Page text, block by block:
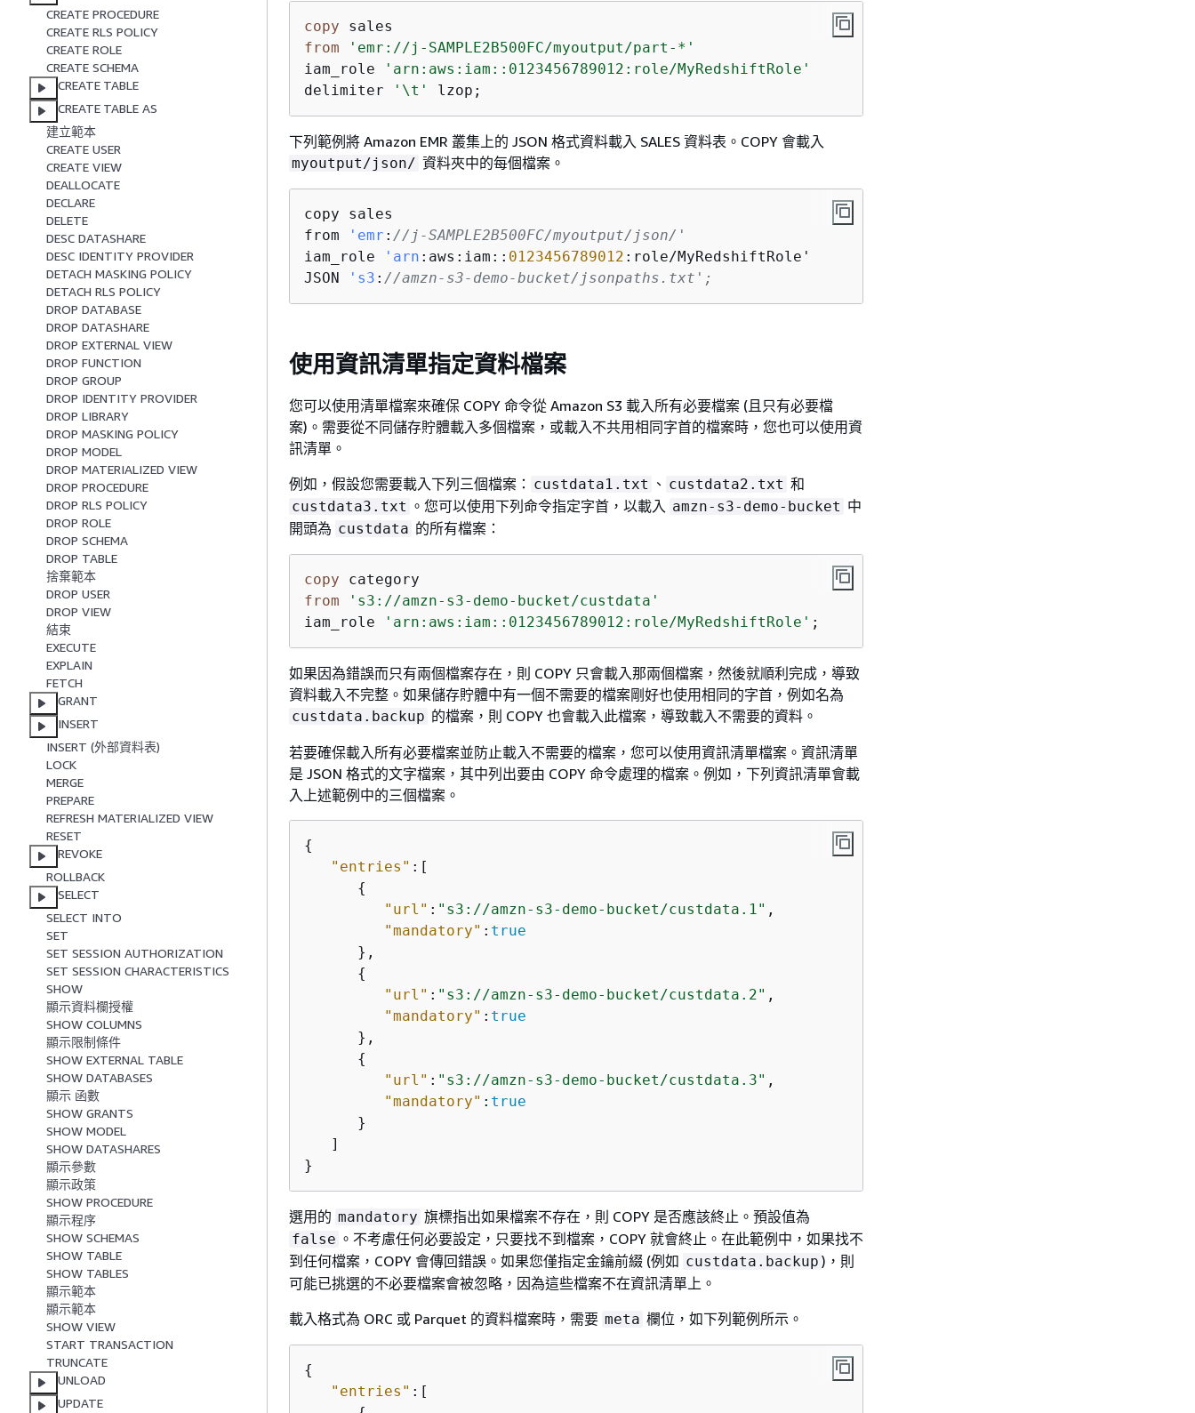
CREATE PROCEDURE
CREATE RLS POLICY
CREATE ROLE
CREATE SCHEMA
CREATE TABLE
CREATE TABLE AS
建立範本
CREATE USER
CREATE VIEW
DEALLOCATE
DECLARE
DELETE
DESC DATASHARE
DESC IDENTITY PROVIDER
DETACH MASKING POLICY
DETACH RLS POLICY
DROP DATABASE
DROP DATASHARE
DROP EXTERNAL VIEW
DROP FUNCTION
DROP GROUP
DROP IDENTITY PROVIDER
DROP LIBRARY
DROP MASKING POLICY
DROP MODEL
DROP MATERIALIZED VIEW
DROP PROCEDURE
DROP RLS POLICY
DROP ROLE
DROP SCHEMA
DROP TABLE
捨棄範本
DROP USER
DROP VIEW
結束
EXECUTE
EXPLAIN
FETCH
GRANT
INSERT
INSERT (外部資料表)
LOCK
MERGE
PREPARE
REFRESH MATERIALIZED VIEW
RESET
REVOKE
ROLLBACK
SELECT
SELECT INTO
SET
SET SESSION AUTHORIZATION
SET SESSION CHARACTERISTICS
SHOW
顯示資料欄授權
SHOW COLUMNS
顯示限制條件
SHOW EXTERNAL TABLE
SHOW DATABASES
顯示 函數
SHOW GRANTS
SHOW MODEL
SHOW DATASHARES
顯示參數
顯示政策
SHOW PROCEDURE
顯示程序
SHOW SCHEMAS
SHOW TABLE
SHOW TABLES
顯示範本
顯示範本
SHOW VIEW
START TRANSACTION
TRUNCATE
UNLOAD
UPDATE
copy sales
from
'emr://j-SAMPLE2B500FC/myoutput/part-*'
iam_role
'arn:aws:iam::0123456789012:role/MyRedshiftRole'
delimiter
'\t' lzop;
下列範例將 Amazon EMR 叢集上的 JSON 格式資料載入 SALES 資料表。COPY 會載入
myoutput/json/ 資料夾中的每個檔案。
copy sales
from
'emr : //j-SAMPLE2B500FC/myoutput/json/'
iam_role
'arn :aws:iam:: 0123456789012 :role/MyRedshiftRole'
JSON
's3 : //amzn-s3-demo-bucket/jsonpaths.txt';
使用資訊清單指定資料檔案
您可以使用清單檔案來確保 COPY 命令從 Amazon S3 載入所有必要檔案 (且只有必要檔
案)。需要從不同儲存貯體載入多個檔案，或載入不共用相同字首的檔案時，您也可以使用資
訊清單。
例如，假設您需要載入下列三個檔案： custdata1.txt 、 custdata2.txt 和
custdata3.txt 。您可以使用下列命令指定字首，以載入 amzn-s3-demo-bucket 中
開頭為 custdata 的所有檔案：
copy category
from
's3://amzn-s3-demo-bucket/custdata'
iam_role
'arn:aws:iam::0123456789012:role/MyRedshiftRole' ;
如果因為錯誤而只有兩個檔案存在，則 COPY 只會載入那兩個檔案，然後就順利完成，導致
資料載入不完整。如果儲存貯體中有一個不需要的檔案剛好也使用相同的字首，例如名為
custdata.backup 的檔案，則 COPY 也會載入此檔案，導致載入不需要的資料。
若要確保載入所有必要檔案並防止載入不需要的檔案，您可以使用資訊清單檔案。資訊清單
是 JSON 格式的文字檔案，其中列出要由 COPY 命令處理的檔案。例如，下列資訊清單會載
入上述範例中的三個檔案。
{
"entries" :[
{
"url" : "s3://amzn-s3-demo-bucket/custdata.1" ,
"mandatory" : true
      },
{
"url" : "s3://amzn-s3-demo-bucket/custdata.2" ,
"mandatory" : true
      },
{
"url" : "s3://amzn-s3-demo-bucket/custdata.3" ,
"mandatory" : true
      }
   ]
}
選用的 mandatory 旗標指出如果檔案不存在，則 COPY 是否應該終止。預設值為
false 。不考慮任何必要設定，只要找不到檔案，COPY 就會終止。在此範例中，如果找不
到任何檔案，COPY 會傳回錯誤。如果您僅指定金鑰前綴 (例如 custdata.backup )，則
可能已挑選的不必要檔案會被忽略，因為這些檔案不在資訊清單上。
載入格式為 ORC 或 Parquet 的資料檔案時，需要 meta 欄位，如下列範例所示。
{
"entries" :[